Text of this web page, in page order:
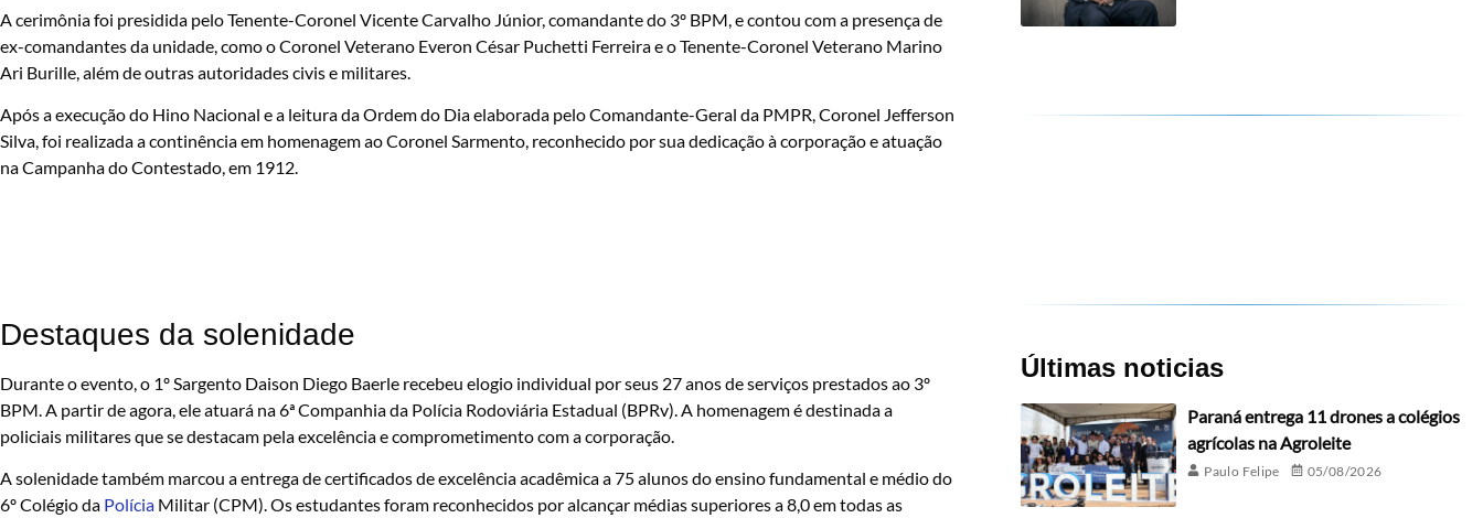
A cerimônia foi presidida pelo Tenente-Coronel Vicente Carvalho Júnior, comandante do 3º BPM, e contou com a presença de
ex-comandantes da unidade, como o Coronel Veterano Everon César Puchetti Ferreira e o Tenente-Coronel Veterano Marino
Ari Burille, além de outras autoridades civis e militares.
Após a execução do Hino Nacional e a leitura da Ordem do Dia elaborada pelo Comandante-Geral da PMPR, Coronel Jefferson
Silva, foi realizada a continência em homenagem ao Coronel Sarmento, reconhecido por sua dedicação à corporação e atuação
na Campanha do Contestado, em 1912.
Destaques da solenidade
Durante o evento, o 1º Sargento Daison Diego Baerle recebeu elogio individual por seus 27 anos de serviços prestados ao 3º
BPM. A partir de agora, ele atuará na 6ª Companhia da Polícia Rodoviária Estadual (BPRv). A homenagem é destinada a
policiais militares que se destacam pela excelência e comprometimento com a corporação.
A solenidade também marcou a entrega de certificados de excelência acadêmica a 75 alunos do ensino fundamental e médio do
6º Colégio da Polícia Militar (CPM). Os estudantes foram reconhecidos por alcançar médias superiores a 8,0 em todas as
Últimas noticias
Paraná entrega 11 drones a colégios
agrícolas na Agroleite
Paulo Felipe 05/08/2026